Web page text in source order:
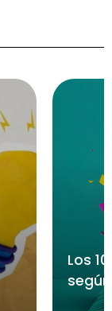
Los